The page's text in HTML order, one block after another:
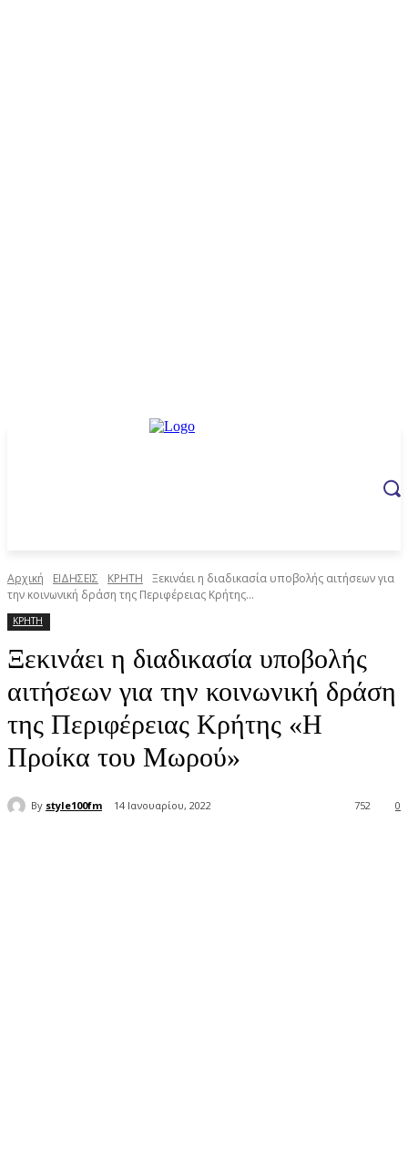
Αρχική ΕΙΔΗΣΕΙΣ ΚΡΗΤΗ
Ξεκινάει η διαδικασία υποβολής αιτήσεων για
την κοινωνική δράση της Περιφέρειας Κρήτης...
ΚΡΗΤΗ
Ξεκινάει η διαδικασία υποβολής
αιτήσεων για την κοινωνική δράση
της Περιφέρειας Κρήτης «Η
Προίκα του Μωρού»
By style100fm 14 Ιανουαρίου, 2022 0
752